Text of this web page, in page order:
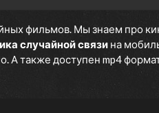
фильмов. Мы знаем про
случайной связи на
А также доступен mp4